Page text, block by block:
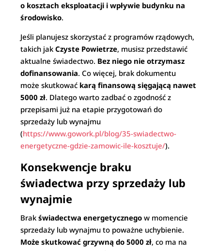
o kosztach eksploatacji i wpływie budynku na
środowisko.
Jeśli planujesz skorzystać z programów rządowych,
takich jakCzyste Powietrze, musisz przedstawić
aktualne świadectwo. Bez niego nie otrzymasz
dofinansowania. Co więcej, brak dokumentu
może skutkować karą finansową sięgającą nawet
5000 zł. Dlatego warto zadbać o zgodność z
przepisami już na etapie przygotowań do
sprzedaży lub wynajmu
(https://www.gowork.pl/blog/35-swiadectwo-
energetyczne-gdzie-zamowic-ile-kosztuje/).
Konsekwencje braku
świadectwa przy sprzedaży lub
wynajmie
Brakświadectwa energetycznego w momencie
sprzedaży lub wynajmu to poważne uchybienie.
Może skutkować grzywną do 5000 zł, co ma na